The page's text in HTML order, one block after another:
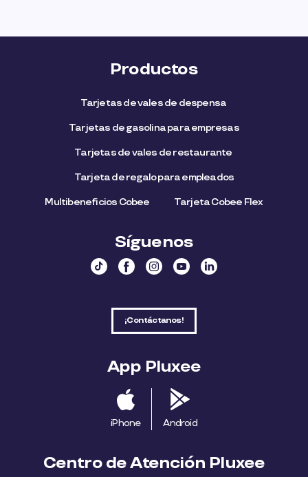
Productos
Tarjetas de vales de despensa
Tarjetas de gasolina para empresas
Tarjetas de vales de restaurante
Tarjeta de regalo para empleados​
Multibeneficios Cobee Tarjeta Cobee Flex
Síguenos
¡Contáctanos!
App Pluxee
iPhone Android
Centro de Atención Pluxee